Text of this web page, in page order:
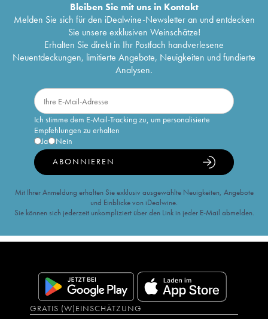
Bleiben Sie mit uns in Kontakt
Melden Sie sich für den iDealwine-Newsletter an und entdecken
Sie unsere exklusiven Weinschätze!
Erhalten Sie direkt in Ihr Postfach handverlesene
Neuentdeckungen, limitierte Angebote, Neuigkeiten und fundierte
Analysen.
Ich stimme dem E-Mail-Tracking zu, um personalisierte
Empfehlungen zu erhalten
Ja
Nein
ABONNIEREN
Mit Ihrer Anmeldung erhalten Sie exklusiv ausgewählte Neuigkeiten, Angebote
und Einblicke von iDealwine.
Sie können sich jederzeit unkompliziert über den Link in jeder E-Mail abmelden.
GRATIS (W)EINSCHÄTZUNG